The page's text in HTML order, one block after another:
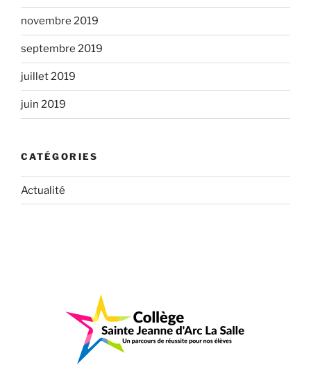
novembre 2019
septembre 2019
juillet 2019
juin 2019
CATÉGORIES
Actualité